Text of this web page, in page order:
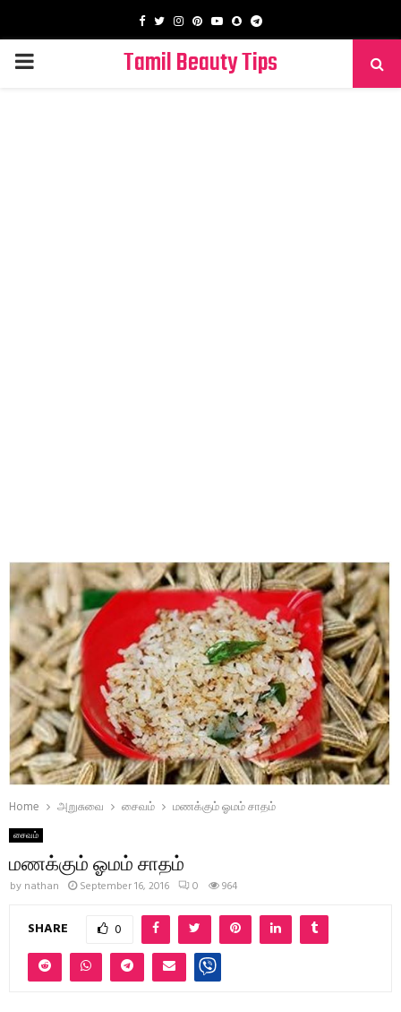
Facebook
TwitterInstagram
PinterestYoutube
SnapchatTelegram
PRIMARY
Tamil Beauty Tips
Home அறுசுவை சைவம் மணக்கும் ஓமம் சாதம்
சைவம்
மணக்கும் ஓமம் சாதம்
by nathan September 16, 2016 0 964
SHARE 0